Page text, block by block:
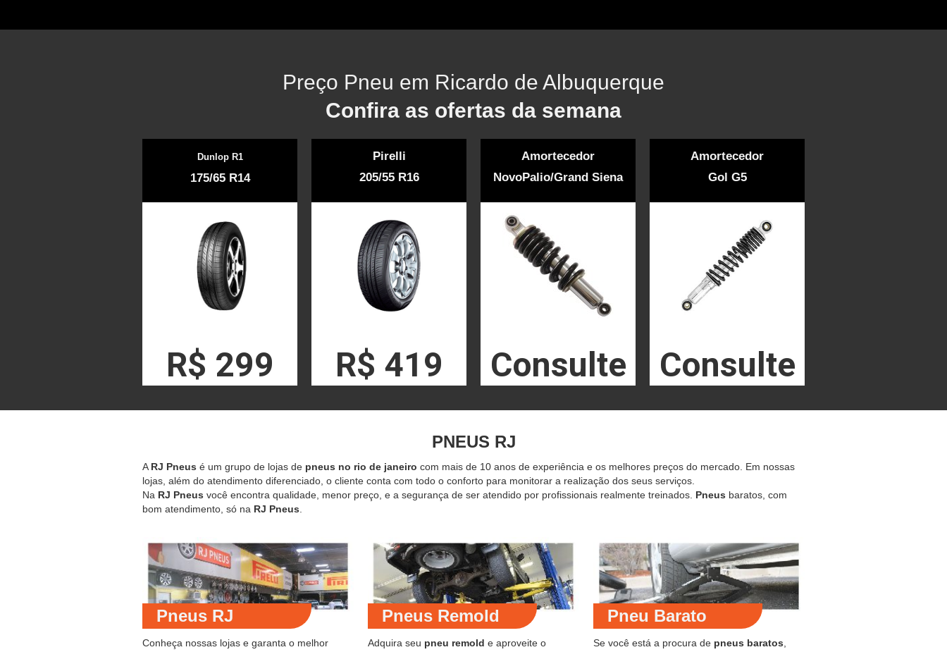
Preço Pneu em Ricardo de Albuquerque
Confira as ofertas da semana
Dunlop R1
175/65 R14
R$ 299
Pirelli
205/55 R16
R$ 419
Amortecedor
NovoPalio/Grand Siena
Consulte
Amortecedor
Gol G5
Consulte
PNEUS RJ
A RJ Pneus é um grupo de lojas de pneus no rio de janeiro com mais de 10 anos de experiência e os melhores preços do mercado. Em nossas
lojas, além do atendimento diferenciado, o cliente conta com todo o conforto para monitorar a realização dos seus serviços.
Na RJ Pneus você encontra qualidade, menor preço, e a segurança de ser atendido por profissionais realmente treinados. Pneus baratos, com
bom atendimento, só na RJ Pneus
Pneus RJ
Conheça nossas lojas e garanta o melhor
Pneus Remold
Adquira seu pneu remold e aproveite o
Pneu Barato
Se você está a procura de pneus baratos,